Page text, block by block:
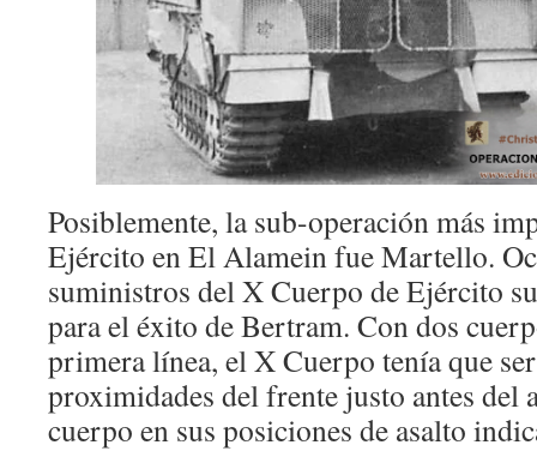
Posiblemente, la sub-operación más
Ejército en El Alamein fue Martello.
suministros del X Cuerpo de Ejército
para el éxito de Bertram. Con dos
primera línea, el X Cuerpo tenía que
proximidades del frente justo antes del
cuerpo en sus posiciones de asalto